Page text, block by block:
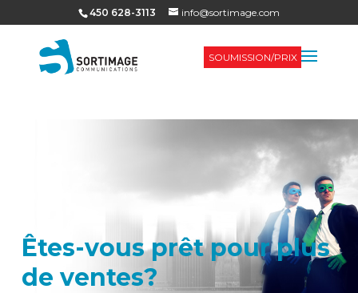
450 628-3113 info@sortimage.com
SOUMISSION/PRIX
Êtes-vous prêt pour plus
de ventes?